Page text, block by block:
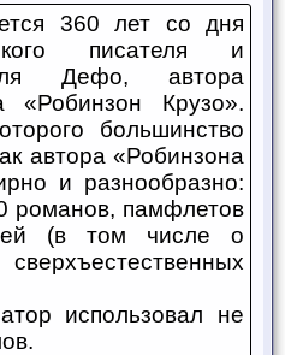
360 лет со дня
писателя и
Дефо, автора
«Робинзон Крузо».
большинство
автора «Робинзона
и разнообразно:
романов, памфлетов
(в том числе о
использовал не